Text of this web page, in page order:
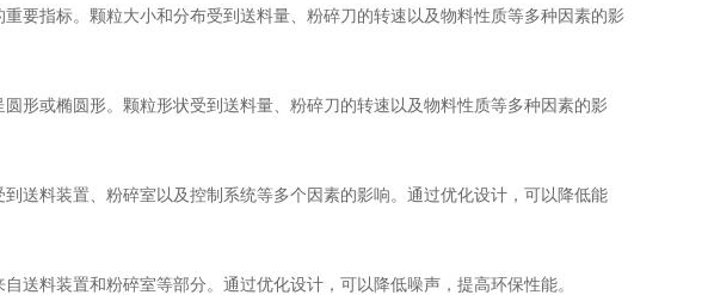
指标。颗粒大小和分布受到送料量、粉碎刀的转速以及物料性质等多种因素的影
或椭圆形。颗粒形状受到送料量、粉碎刀的转速以及物料性质等多种因素的影
料装置、粉碎室以及控制系统等多个因素的影响。通过优化设计，可以降低能
料装置和粉碎室等部分。通过优化设计，可以降低噪声，提高环保性能。